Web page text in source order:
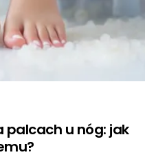
palcach u nóg: jak